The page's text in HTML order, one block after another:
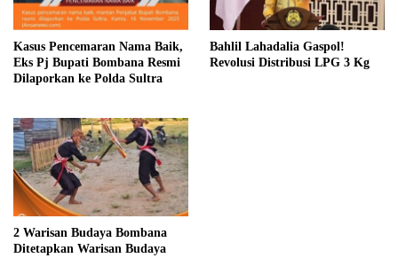
Kasus Pencemaran Nama Baik,
Eks Pj Bupati Bombana Resmi
Dilaporkan ke Polda Sultra
Bahlil Lahadalia Gaspol!
Revolusi Distribusi LPG 3 Kg
2 Warisan Budaya Bombana
Ditetapkan Warisan Budaya